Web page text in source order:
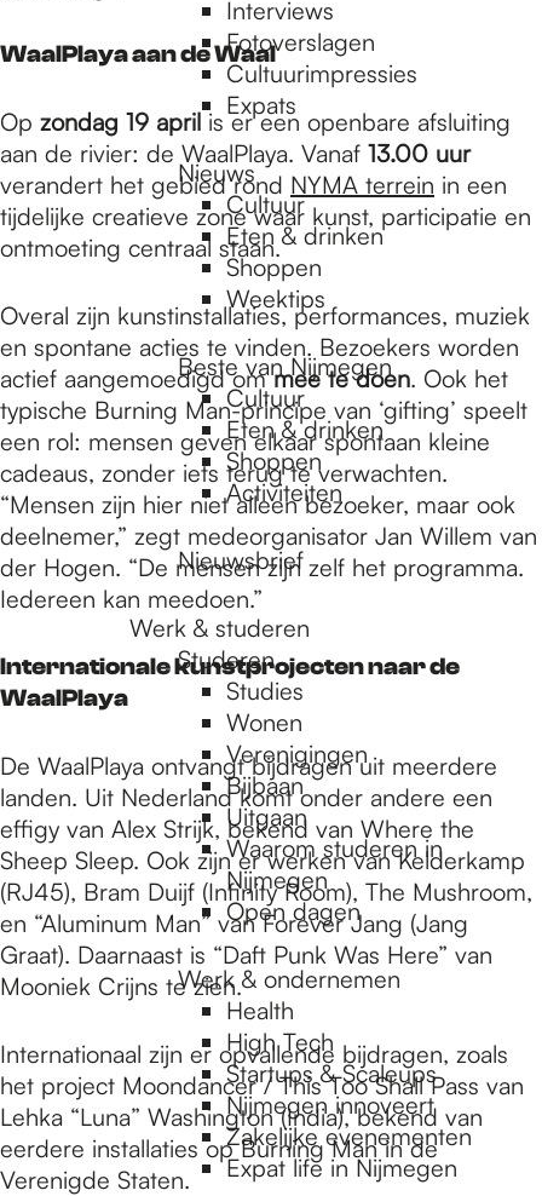
Interviews
Fotoverslagen
Cultuurimpressies
Expats
Nieuws
Cultuur
Eten & drinken
Shoppen
Weektips
Beste van Nijmegen
Cultuur
Eten & drinken
Shoppen
Activiteiten
Nieuwsbrief
Werk & studeren
Studeren
Studies
Wonen
Verenigingen
Bijbaan
Uitgaan
Waarom studeren in
Nijmegen
Open dagen
Werk & ondernemen
Health
High Tech
Startups & Scaleups
Nijmegen innoveert
Zakelijke evenementen
Expat life in Nijmegen
WaalPlaya aan de Waal
Op zondag 19 april is er een openbare afsluiting
aan de rivier: de WaalPlaya. Vanaf 13.00 uur
verandert het gebied rond NYMA terrein in een
tijdelijke creatieve zone waar kunst, participatie en
ontmoeting centraal staan.
Overal zijn kunstinstallaties, performances, muziek
en spontane acties te vinden. Bezoekers worden
actief aangemoedigd ommee te doen. Ook het
typische Burning Man-principe van ‘gifting’ speelt
een rol: mensen geven elkaar spontaan kleine
cadeaus, zonder iets terug te verwachten.
“Mensen zijn hier niet alleen bezoeker, maar ook
deelnemer,” zegt medeorganisator Jan Willem van
der Hogen. “De mensen zijn zelf het programma.
Iedereen kan meedoen.”
Internationale kunstprojecten naar de
WaalPlaya
De WaalPlaya ontvangt bijdragen uit meerdere
landen. Uit Nederland komt onder andere een
effigy van Alex Strijk, bekend van Where the
Sheep Sleep. Ook zijn er werken van Kelderkamp
(RJ45), Bram Duijf (Infinity Room), The Mushroom,
en “Aluminum Man” van Forever Jang (Jang
Graat). Daarnaast is “Daft Punk Was Here” van
Mooniek Crijns te zien.
Internationaal zijn er opvallende bijdragen, zoals
het project Moondancer / This Too Shall Pass van
Lehka “Luna” Washington (India), bekend van
eerdere installaties op Burning Man in de
Verenigde Staten.